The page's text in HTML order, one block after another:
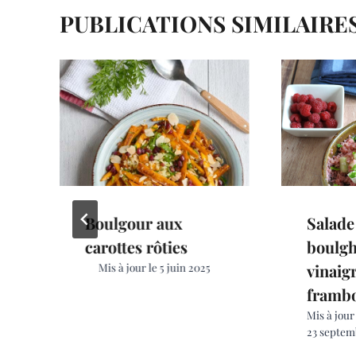
PUBLICATIONS
Boulgour aux
carottes rôties
Mis à jour le5 juin 2025
Mis à
23